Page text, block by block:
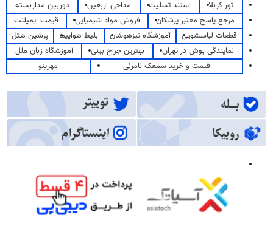
تور کربلا
استند تسلیت مداحی اربعین
دوربین مداربسته
مرجع پاسخ معتبر پزشکان
فروش مواد شیمیایی
قیمت ایمپلنت
قطعات لباسشویی
آموزشگاه تیزهوشان بلیط هواپیما
پرشین هتل
نمایندگی بوش در تهران
بهترین جراح بینی
آموزشگاه زبان ملل
قیمت و خرید سمعک نامرئی
مهرینو